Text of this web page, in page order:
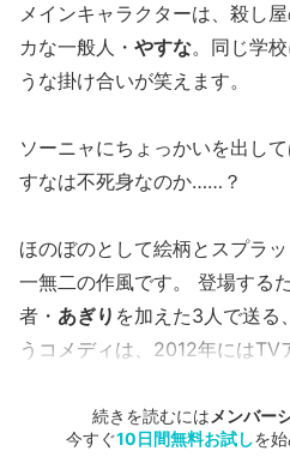
メインキャラクターは、殺し屋
カな一般人・ やすな。同じ学
うな掛け合いが笑えます。
ソーニャにちょっかいを出し
すなは不死身なのか……？
ほのぼのとして絵柄とスプラ
一無二の作風です。 登場する
者・ あぎり を加えた3人で送る
うコメディは、2012年にはTV
続きを読むには メンバー
今すぐ10日間無料お試しを